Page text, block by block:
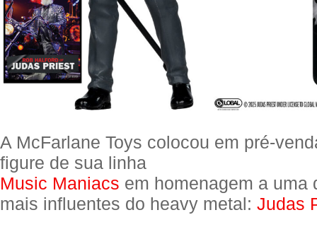
A McFarlane Toys colocou em pré-
figure de sua linha
Music Maniacs em homenagem a uma
mais influentes do heavy metal: Judas